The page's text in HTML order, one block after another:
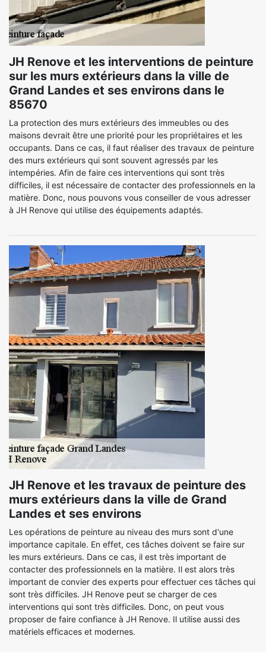
JH Renove et les interventions de peinture
sur les murs extérieurs dans la ville de
Grand Landes et ses environs dans le
85670
La protection des murs extérieurs des immeubles ou des
maisons devrait être une priorité pour les propriétaires et les
occupants. Dans ce cas, il faut réaliser des travaux de peinture
des murs extérieurs qui sont souvent agressés par les
intempéries. Afin de faire ces interventions qui sont très
difficiles, il est nécessaire de contacter des professionnels en la
matière. Donc, nous pouvons vous conseiller de vous adresser
à JH Renove qui utilise des équipements adaptés.
JH Renove et les travaux de peinture des
murs extérieurs dans la ville de Grand
Landes et ses environs
Les opérations de peinture au niveau des murs sont d'une
importance capitale. En effet, ces tâches doivent se faire sur
les murs extérieurs. Dans ce cas, il est très important de
contacter des professionnels en la matière. Il est alors très
important de convier des experts pour effectuer ces tâches qui
sont très difficiles. JH Renove peut se charger de ces
interventions qui sont très difficiles. Donc, on peut vous
proposer de faire confiance à JH Renove. Il utilise aussi des
matériels efficaces et modernes.